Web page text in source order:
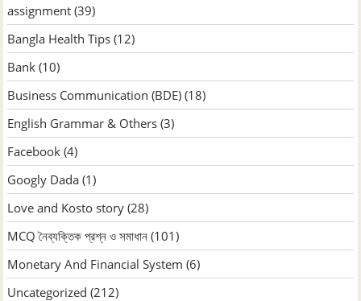
assignment (39)
Bangla Health Tips (12)
Bank (10)
Business Communication (BDE) (18)
English Grammar & Others (3)
Facebook (4)
Googly Dada (1)
Love and Kosto story (28)
MCQ নৈব্যক্তিক প্রশ্ন ও সমাধান (101)
Monetary And Financial System (6)
Uncategorized (212)